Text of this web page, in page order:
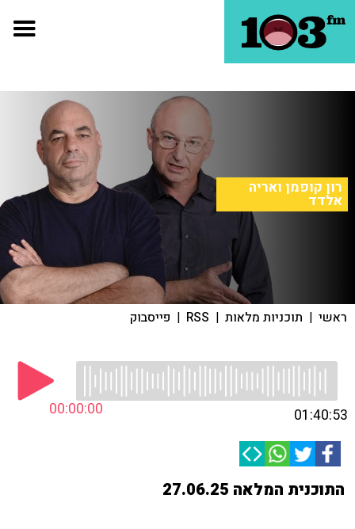
רון קופמן ואריה
אלדד
ראשי | תוכניות מלאות |
RSS
| פייסבוק
00:00:00 01:40:53
התוכנית המלאה 27.06.25